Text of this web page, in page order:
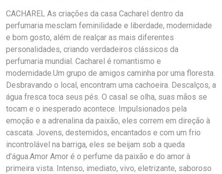
CACHAREL As criações da casa Cacharel dentro da
perfumaria mesclam feminilidade e liberdade, modernidade
e bom gosto, além de realçar as mais diferentes
personalidades, criando verdadeiros clássicos da
perfumaria mundial. Cacharel é romantismo e
modernidade.Um grupo de amigos caminha por uma floresta.
Desbravando o local, encontram uma cachoeira. Descalços, a
água fresca toca seus pés. O casal se olha, suas mãos se
tocam e o inesperado acontece. Impulsionados pela
emoção e a adrenalina da paixão, eles correm em direção à
cascata. Jovens, destemidos, encantados e com um frio
incontrolável na barriga, eles se beijam sob a queda
d’água.Amor Amor é o perfume da paixão e do amor à
primeira vista. Intenso, imediato, vivo, eletrizante, saboroso